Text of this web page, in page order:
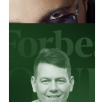
Content Lab HUB
Forbes-sztori